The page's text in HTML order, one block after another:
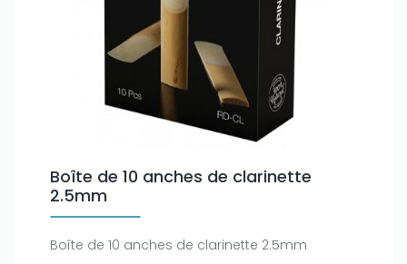
Boîte de 10 anches de clarinette
2.5mm
Boîte de 10 anches de clarinette 2.5mm
Joo casino
if you really want to win a huge
amount on your credits!